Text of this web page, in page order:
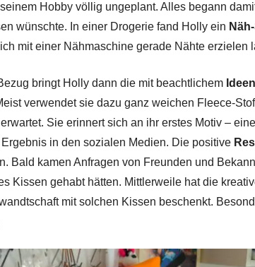
Hobby völlig ungeplant. Alles begann
wünschte. In einer Drogerie fand Holly ein
mit einer Nähmaschine gerade Nähte erzielen
bringt Holly dann die mit beachtlichem
verwendet sie dazu ganz weichen Fleece-
Sie erinnert sich an ihr erstes Motiv –
in den sozialen Medien. Die positive
Bald kamen Anfragen von Freunden und
Kissen gehabt hätten. Mittlerweile hat die
mit solchen Kissen beschenkt.